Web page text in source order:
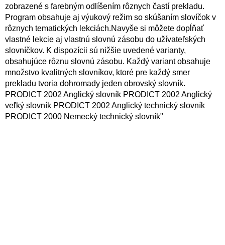
zobrazené s farebným odlíšením rôznych častí prekladu.
Program obsahuje aj výukový režim so skúšaním slovíčok v
rôznych tematických lekciách.Navyše si môžete dopĺňať
vlastné lekcie aj vlastnú slovnú zásobu do užívateľských
slovníčkov. K dispozícii sú nižšie uvedené varianty,
obsahujúce rôznu slovnú zásobu. Každý variant obsahuje
množstvo kvalitných slovníkov, ktoré pre každý smer
prekladu tvoria dohromady jeden obrovský slovník.
PRODICT 2002 Anglický slovník PRODICT 2002 Anglický
veľký slovník PRODICT 2002 Anglický technický slovník
PRODICT 2000 Nemecký technický slovník"